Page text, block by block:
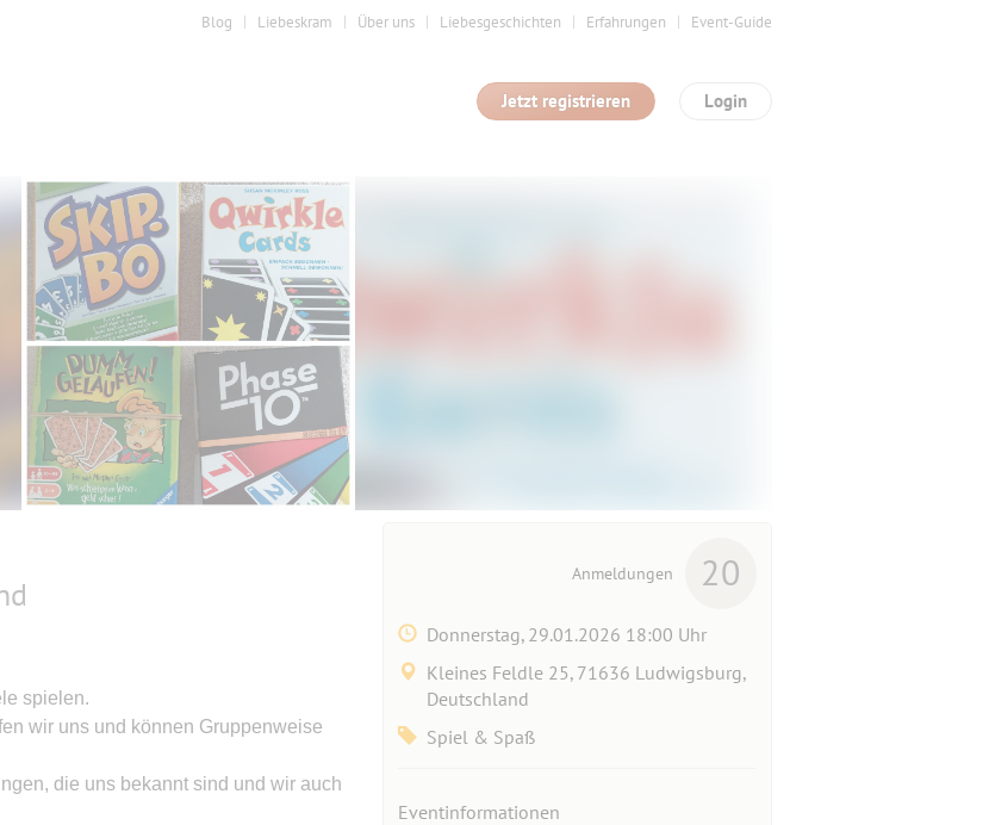
Blog Liebeskram Über uns Liebesgeschichten Erfahrungen Event-Guide
Login
Jetzt registrieren
spielen.
wir uns und können Gruppenweise
die uns bekannt sind und wir auch
Anmeldungen 20
Donnerstag, 29.01.2026 18:00 Uhr
Kleines Feldle 25, 71636 Ludwigsburg,
Deutschland
Spiel & Spaß
Eventinformationen